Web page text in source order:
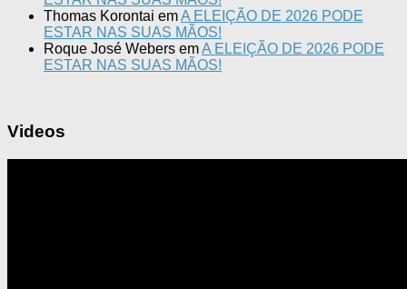
Thomas Korontai emA ELEIÇÃO DE 2026 PODE
ESTAR NAS SUAS MÃOS!
Roque José Webers emA ELEIÇÃO DE 2026 PODE
ESTAR NAS SUAS MÃOS!
Videos